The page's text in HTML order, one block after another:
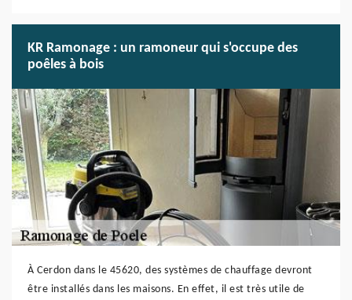
KR Ramonage : un ramoneur qui s'occupe des
poêles à bois
À Cerdon dans le 45620, des systèmes de chauffage devront
être installés dans les maisons. En effet, il est très utile de